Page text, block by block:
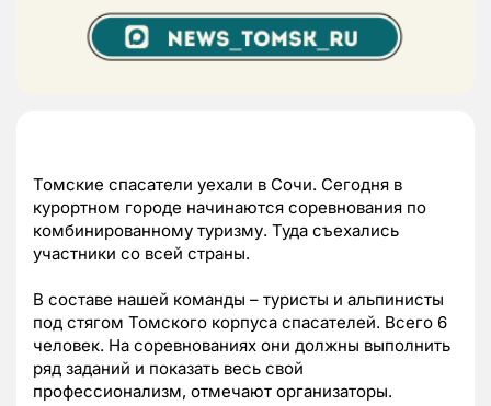
Томские спасатели уехали в Сочи. Сегодня в
курортном городе начинаются соревнования по
комбинированному туризму. Туда съехались
участники со всей страны.
В составе нашей команды – туристы и альпинисты
под стягом Томского корпуса спасателей. Всего 6
человек. На соревнованиях они должны выполнить
ряд заданий и показать весь свой
профессионализм, отмечают организаторы.